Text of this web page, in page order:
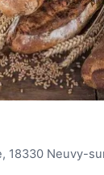
18330 Neuvy-